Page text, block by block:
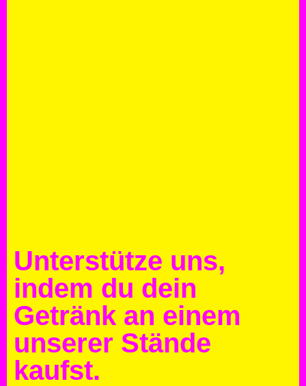
Unterstütze uns,
indem du dein
Getränk an einem
unserer Stände
kaufst.